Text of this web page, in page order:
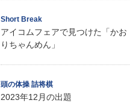
Short Break
アイコムフェアで見つけた「かお
りちゃんめん」
頭の体操 詰将棋
2023年12月の出題